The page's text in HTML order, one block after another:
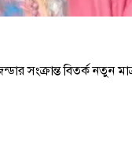
সংক্রান্ত বিতর্ক